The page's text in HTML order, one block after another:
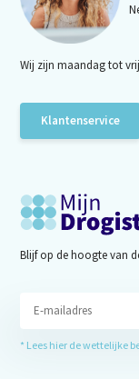
Wij zijn maandag tot
Klantenservice
Blijf op de hoogte van
* Lees hier de wettelijke